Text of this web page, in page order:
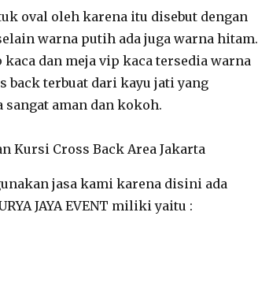
oval oleh karena itu disebut dengan
warna putih ada juga warna hitam.
dan meja vip kaca tersedia warna
back terbuat dari kayu jati yang
aman dan kokoh.
jasa kami karena disini ada
JAYA EVENT miliki yaitu :